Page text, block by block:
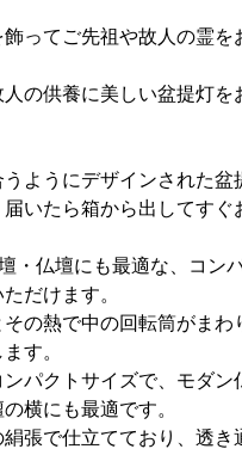
ってご先祖や故人の霊を
の供養に美しい盆提灯を
ようにデザインされた盆
いたら箱から出してすぐ
・仏壇にも最適な、コン
だけます。
の熱で中の回転筒がまわ
す。
パクトサイズで、モダン
横にも最適です。
張で仕立てており、透き